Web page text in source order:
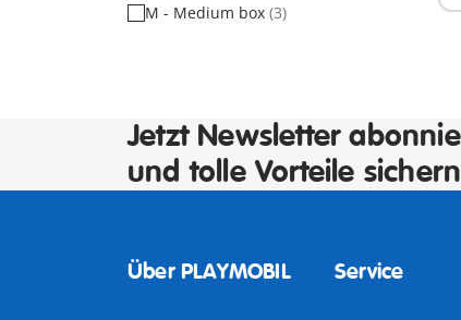
M - Medium box (3)
Jetzt Newsletter
und tolle Vorteile sichern
Über PLAYMOBIL Service